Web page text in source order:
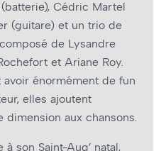
Cédric Martel
(guitare) et un trio de
de Lysandre
et Ariane Roy.
énormément de fun
elles ajoutent
dimension aux chansons.
son Saint-Aug’ natal,